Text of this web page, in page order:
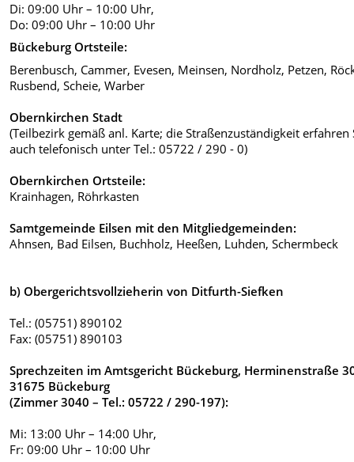
Di: 09:00 Uhr – 10:00 Uhr,
Do: 09:00 Uhr – 10:00 Uhr
Bückeburg Ortsteile:
Berenbusch, Cammer, Evesen, Meinsen, Nordholz, Petzen,
Rusbend, Scheie, Warber
Obernkirchen Stadt
(Teilbezirk gemäß anl. Karte; die Straßenzuständigkeit erfahren
auch telefonisch unter Tel.: 05722 / 290 - 0)
Obernkirchen Ortsteile:
Krainhagen, Röhrkasten
Samtgemeinde Eilsen mit den Mitgliedgemeinden:
Ahnsen, Bad Eilsen, Buchholz, Heeßen, Luhden, Schermbeck
b) Obergerichtsvollzieherin von Ditfurth-Siefken
Tel.: (05751) 890102
Fax: (05751) 890103
Sprechzeiten im Amtsgericht Bückeburg, Herminenstraße
31675 Bückeburg
(Zimmer 3040 – Tel.: 05722 / 290-197):
Mi: 13:00 Uhr – 14:00 Uhr,
Fr: 09:00 Uhr – 10:00 Uhr